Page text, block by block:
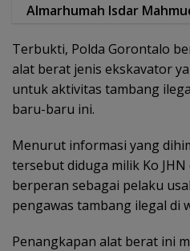
Almarhumah Isdar
Terbukti, Polda Gorontalo
alat berat jenis ekskavator
untuk aktivitas tambang
baru-baru ini.
Menurut informasi yang
tersebut diduga milik Ko JHN
berperan sebagai pelaku
pengawas tambang ilegal di
Penangkapan alat berat ini